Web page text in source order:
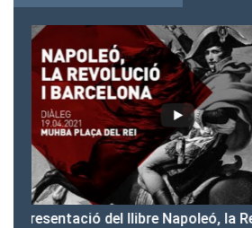
Presentació del Club Victòria